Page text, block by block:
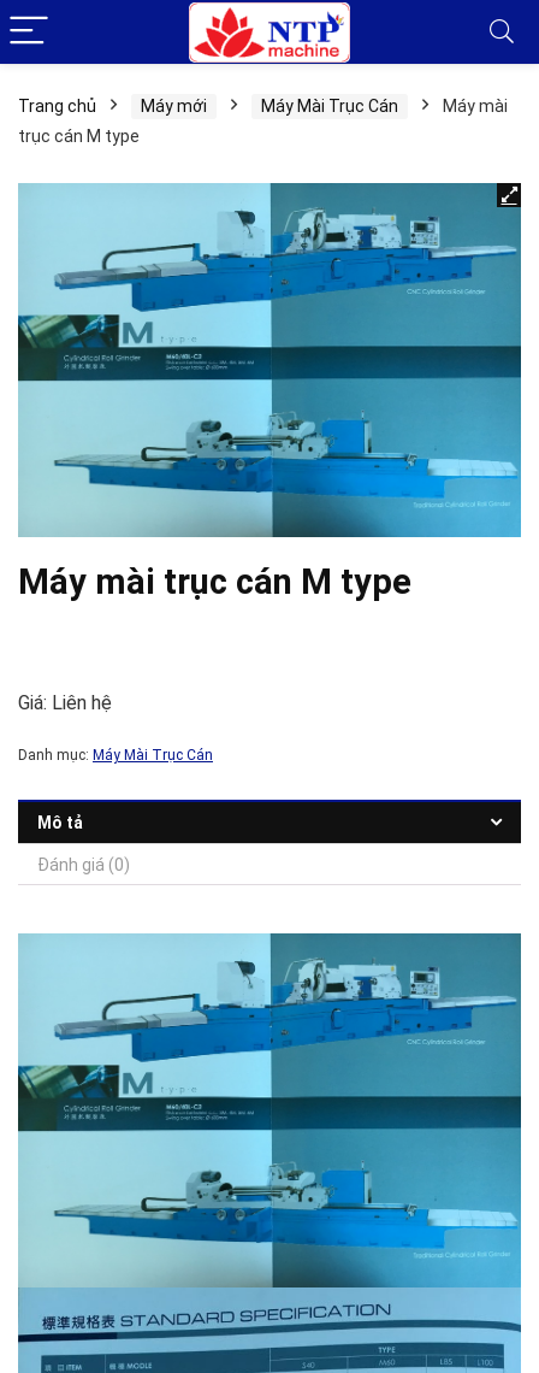
Trang chủ Máy mới Máy Mài Trục Cán
Máy mài
trục cán M type
Máy mài trục cán M type
Giá: Liên hệ
Danh mục: Máy Mài Trục Cán
Mô tả
Đánh giá (0)